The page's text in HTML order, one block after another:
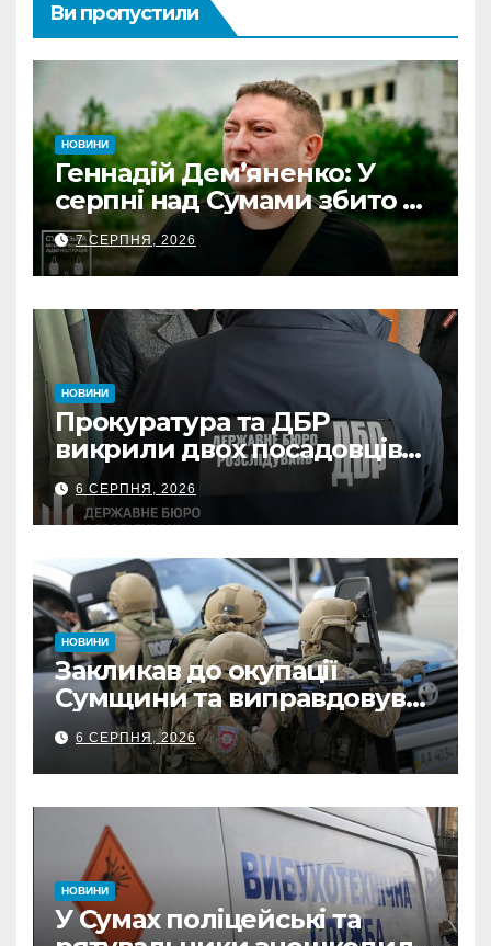
Ви пропустили
НОВИНИ
Геннадій Дем’яненко: У
серпні над Сумами збито 6
КАБів
7 СЕРПНЯ, 2026
НОВИНИ
Прокуратура та ДБР
викрили двох посадовців
ДПС Сумщини на вимаганні
неправомірної вигоди у
ФОПа
6 СЕРПНЯ, 2026
НОВИНИ
Закликав до окупації
Сумщини та виправдовував
обстріли: СБУ викрила
прокремлівського агітатора
з Охтирки
6 СЕРПНЯ, 2026
НОВИНИ
У Сумах поліцейські та